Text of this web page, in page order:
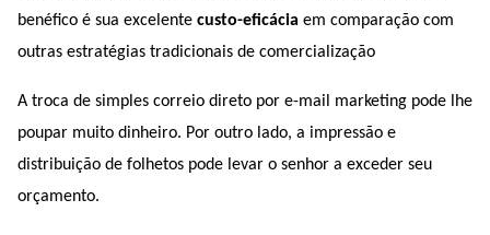
benéfico é sua excelente custo-eficácia em comparação com
outras estratégias tradicionais de comercialização
A troca de simples correio direto por e-mail marketing pode lhe
poupar muito dinheiro. Por outro lado, a impressão e
distribuição de folhetos pode levar o senhor a exceder seu
orçamento.